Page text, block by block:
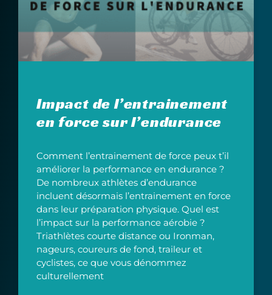
Impact de l’entrainement
en force sur l’endurance
Comment l’entrainement de force peux t’il
améliorer la performance en endurance ?
De nombreux athlètes d’endurance
incluent désormais l’entrainement en force
dans leur préparation physique. Quel est
l’impact sur la performance aérobie ?
Triathlètes courte distance ou Ironman,
nageurs, coureurs de fond, traileur et
cyclistes, ce que vous dénommez
culturellement